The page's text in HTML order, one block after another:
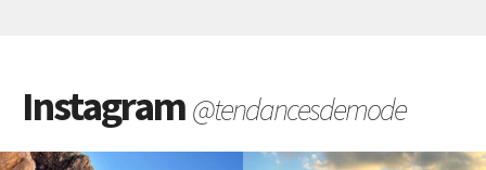
Instagram@tendancesdemode